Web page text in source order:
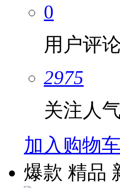
0
用户评
2975
关注人
加入购物车
爆款 精品